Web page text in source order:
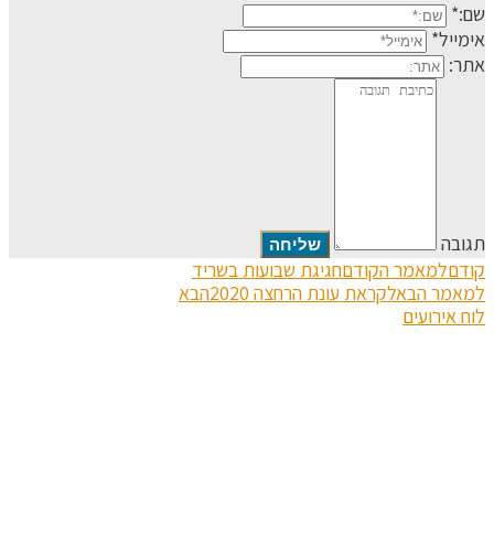
שם:*
אימייל*
אתר:
תגובה
קודםלמאמר הקודםחגיגת שבועות בשריד
למאמר הבאלקראת עונת הרחצה 2020
הבא
לוח אירועים